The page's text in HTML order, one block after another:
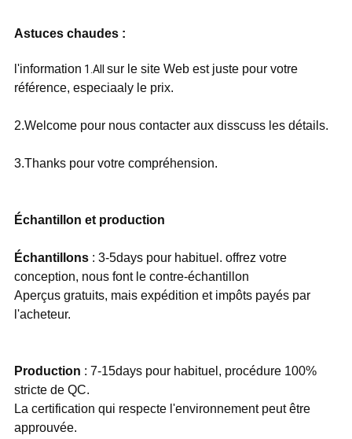
Astuces chaudes :
l'information 1.All sur le site Web est juste pour votre
référence, especiaaly le prix.
2.Welcome pour nous contacter aux disscuss les détails.
3.Thanks pour votre compréhension.
Échantillon et production
Échantillons: 3-5days pour habituel. offrez votre
conception, nous font le contre-échantillon
Aperçus gratuits, mais expédition et impôts payés par
l'acheteur.
Production : 7-15days pour habituel, procédure 100%
stricte de QC.
La certification qui respecte l'environnement peut être
approuvée.